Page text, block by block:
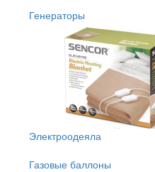
Генераторы
Электроодеяла
Газовые баллоны